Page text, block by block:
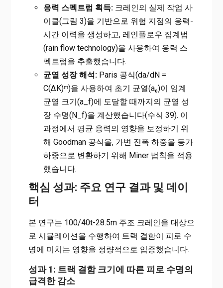
응력 스펙트럼 획득:크레인의 실제 작업 사
이클(그림 3)을 기반으로 위험 지점의 응력-
시간 이력을 생성하고, 레인플로우 집계법
(rain flow technology)을 사용하여 응력 스
펙트럼을 추출했습니다.
균열 성장 해석:Paris 공식(da/dN =
C(ΔK)ᵐ)을 사용하여 초기 균열(a₀)이 임계
균열 크기(a_f)에 도달할 때까지의 균열 성
장 수명(N_f)을 계산했습니다(수식 39). 이
과정에서 평균 응력의 영향을 보정하기 위
해 Goodman 공식을, 가변 진폭 하중을 등가
하중으로 변환하기 위해 Miner 법칙을 적용
했습니다.
핵심 성과: 주요 연구 결과 및 데이
터
본 연구는 100/40t-28.5m 주조 크레인을 대상으
로 시뮬레이션을 수행하여 트랙 결함이 피로 수
명에 미치는 영향을 정량적으로 입증했습니다.
성과 1: 트랙 결함 크기에 따른 피로 수명의
급격한 감소